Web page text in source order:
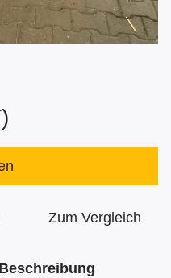
Zum Vergleich
Beschreibung